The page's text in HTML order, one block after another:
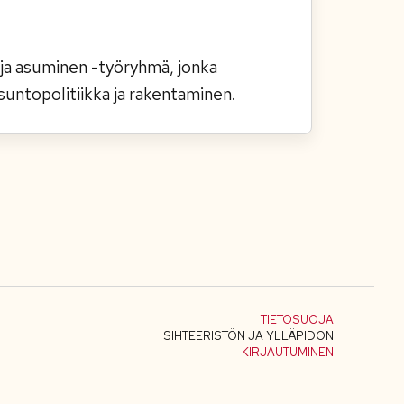
asuminen -työryhmä, jonka
ja rakentaminen.
TIETOSUOJA
SIHTEERISTÖN JA YLLÄPIDON
KIRJAUTUMINEN